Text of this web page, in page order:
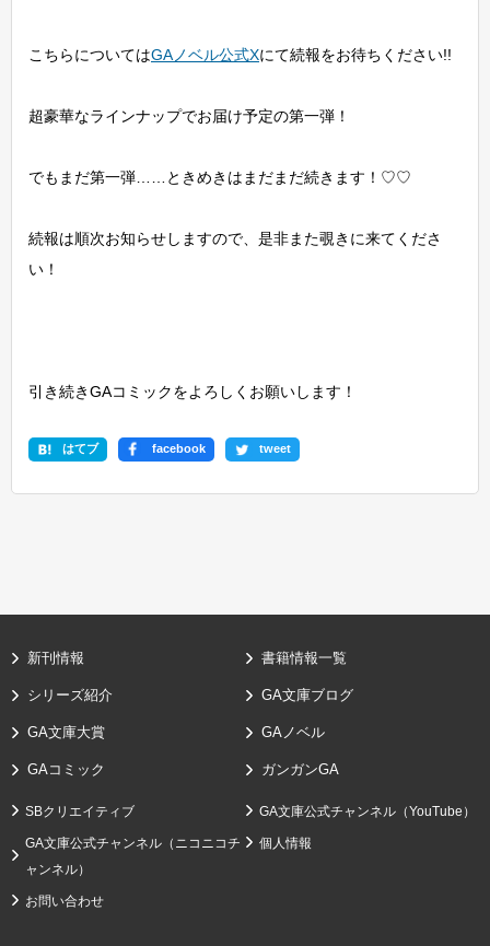
こちらについてはGAノベル公式Xにて続報をお待ちください!!
超豪華なラインナップでお届け予定の第一弾！
でもまだ第一弾……ときめきはまだまだ続きます！♡♡
続報は順次お知らせしますので、是非また覗きに来てくださ
い！
引き続きGAコミックをよろしくお願いします！
はてブ facebook tweet
新刊情報 書籍情報一覧
シリーズ紹介 GA文庫ブログ
GA文庫大賞 GAノベル
GAコミック ガンガンGA
SBクリエイティブ GA文庫公式チャンネル（YouTube）
GA文庫公式チャンネル（ニコニコチ
ャンネル）
個人情報
お問い合わせ